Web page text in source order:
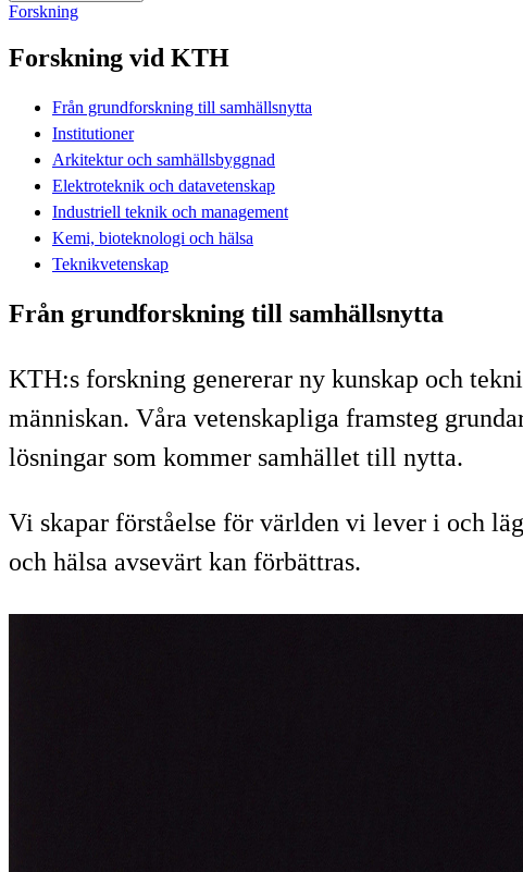
Forskning
Forskning vid KTH
Från grundforskning till samhällsnytta
Institutioner
Arkitektur och samhällsbyggnad
Elektroteknik och datavetenskap
Industriell teknik och management
Kemi, bioteknologi och hälsa
Teknikvetenskap
Från grundforskning till samhällsnytta
KTH:s forskning genererar ny kunskap och
människan. Våra vetenskapliga framsteg
lösningar som kommer samhället till nytta.
Vi skapar förståelse för världen vi lever i och
och hälsa avsevärt kan förbättras.